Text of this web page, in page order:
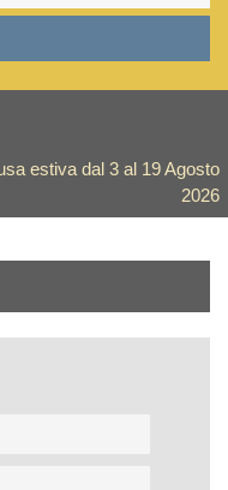
estiva dal 3 al 19 Agosto
2026